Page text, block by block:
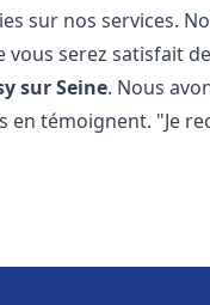
sur nos services.
vous serez satisfait
sur Seine. Nous
en témoignent. "Je